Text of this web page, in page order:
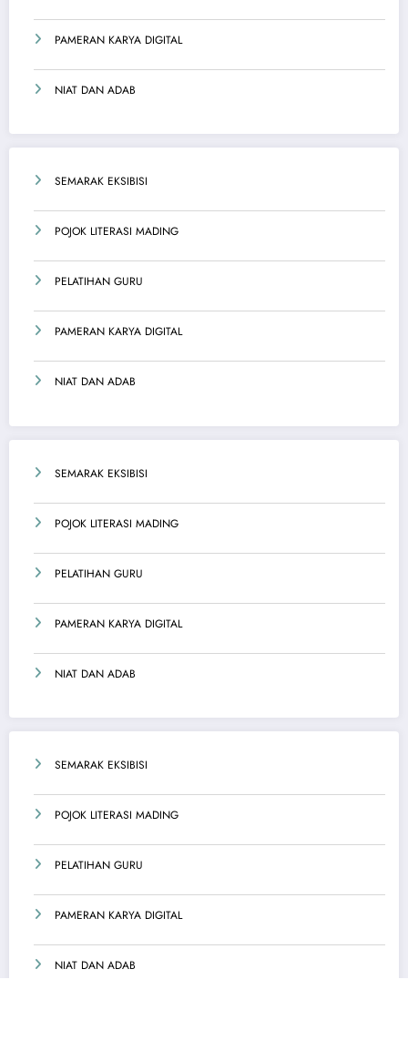
PAMERAN KARYA DIGITAL
NIAT DAN ADAB
SEMARAK EKSIBISI
POJOK LITERASI MADING
PELATIHAN GURU
PAMERAN KARYA DIGITAL
NIAT DAN ADAB
SEMARAK EKSIBISI
POJOK LITERASI MADING
PELATIHAN GURU
PAMERAN KARYA DIGITAL
NIAT DAN ADAB
SEMARAK EKSIBISI
POJOK LITERASI MADING
PELATIHAN GURU
PAMERAN KARYA DIGITAL
NIAT DAN ADAB